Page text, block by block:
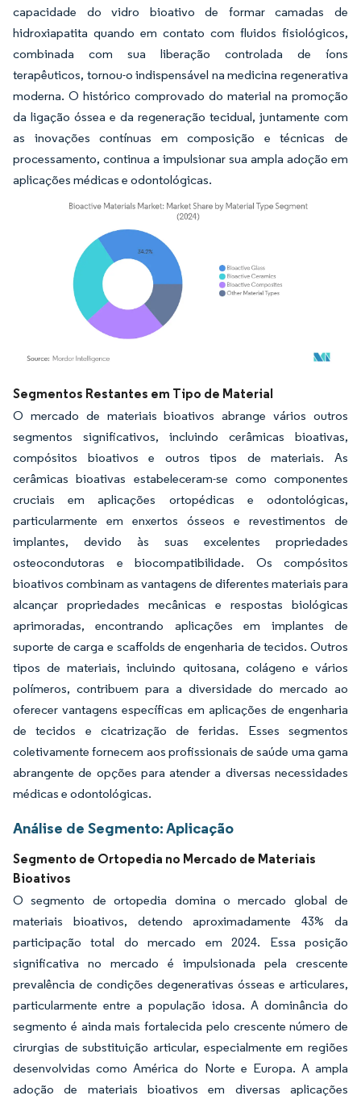
capacidade do vidro bioativo de formar camadas de
hidroxiapatita quando em contato com fluidos fisiológicos,
combinada com sua liberação controlada de íons
terapêuticos, tornou-o indispensável na medicina regenerativa
moderna. O histórico comprovado do material na promoção
da ligação óssea e da regeneração tecidual, juntamente com
as inovações contínuas em composição e técnicas de
processamento, continua a impulsionar sua ampla adoção em
aplicações médicas e odontológicas.
Imagem © Mordor Intelligence. O reuso requer atribuição conforme CC BY 4.0.
Segmentos Restantes em Tipo de Material
O mercado de materiais bioativos abrange vários outros
segmentos significativos, incluindo cerâmicas bioativas,
compósitos bioativos e outros tipos de materiais. As
cerâmicas bioativas estabeleceram-se como componentes
cruciais em aplicações ortopédicas e odontológicas,
particularmente em enxertos ósseos e revestimentos de
implantes, devido às suas excelentes propriedades
osteocondutoras e biocompatibilidade. Os compósitos
bioativos combinam as vantagens de diferentes materiais para
alcançar propriedades mecânicas e respostas biológicas
aprimoradas, encontrando aplicações em implantes de
suporte de carga e scaffolds de engenharia de tecidos. Outros
tipos de materiais, incluindo quitosana, colágeno e vários
polímeros, contribuem para a diversidade do mercado ao
oferecer vantagens específicas em aplicações de engenharia
de tecidos e cicatrização de feridas. Esses segmentos
coletivamente fornecem aos profissionais de saúde uma gama
abrangente de opções para atender a diversas necessidades
médicas e odontológicas.
Análise de Segmento: Aplicação
Segmento de Ortopedia no Mercado de Materiais
Bioativos
O segmento de ortopedia domina o mercado global de
materiais bioativos, detendo aproximadamente 43% da
participação total do mercado em 2024. Essa posição
significativa no mercado é impulsionada pela crescente
prevalência de condições degenerativas ósseas e articulares,
particularmente entre a população idosa. A dominância do
segmento é ainda mais fortalecida pelo crescente número de
cirurgias de substituição articular, especialmente em regiões
desenvolvidas como América do Norte e Europa. A ampla
adoção de materiais bioativos em diversas aplicações